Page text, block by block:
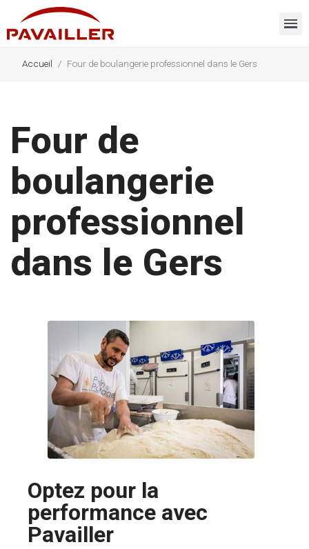
Accueil Four de boulangerie professionnel dans le Gers
Four de
boulangerie
professionnel
dans le Gers
Optez pour la
performance avec
Pavailler